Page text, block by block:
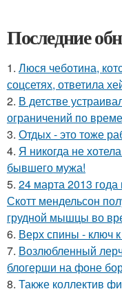
Последние
1. Люся чеботина,
соцсетях, ответила
2. В детстве
ограничений по
3. Отдых - это тоже
4. Я никогда не
бывшего мужа!
5. 24 марта 2013
Скотт мендельсон
грудной мышцы во
6. Верх спины - ключ
7. Возлюбленный
блогерши на фоне
8. Также коллектив